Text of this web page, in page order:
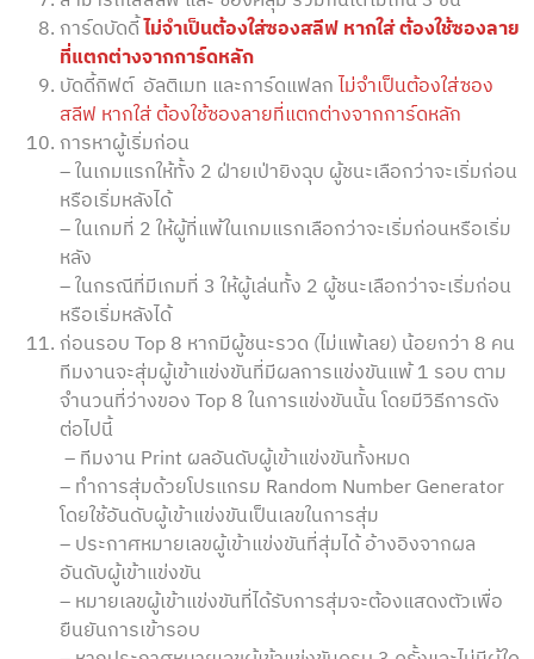
การ์ดบัดดี้ไม่จำเป็นต้องใส่ซองสลีฟ หากใส่ ต้องใช้ซองลาย
ที่แตกต่างจากการ์ดหลัก
บัดดี้กิฟต์ อัลติเมท และการ์ดแฟลกไม่จำเป็นต้องใส่ซอง
สลีฟ หากใส่ ต้องใช้ซองลายที่แตกต่างจากการ์ดหลัก
การหาผู้เริ่มก่อน
– ในเกมแรกให้ทั้ง 2 ฝ่ายเป่ายิงฉุบ ผู้ชนะเลือกว่าจะเริ่มก่อน
หรือเริ่มหลังได้
– ในเกมที่ 2 ให้ผู้ที่แพ้ในเกมแรกเลือกว่าจะเริ่มก่อนหรือเริ่ม
หลัง
– ในกรณีที่มีเกมที่ 3 ให้ผู้เล่นทั้ง 2 ผู้ชนะเลือกว่าจะเริ่มก่อน
หรือเริ่มหลังได้
ก่อนรอบ Top 8 หากมีผู้ชนะรวด (ไม่แพ้เลย) น้อยกว่า 8 คน
ทีมงานจะสุ่มผู้เข้าแข่งขันที่มีผลการแข่งขันแพ้ 1 รอบ ตาม
จำนวนที่ว่างของ Top 8 ในการแข่งขันนั้น โดยมีวิธีการดัง
ต่อไปนี้
– ทีมงาน Print ผลอันดับผู้เข้าแข่งขันทั้งหมด
– ทำการสุ่มด้วยโปรแกรม Random Number Generator
โดยใช้อันดับผู้เข้าแข่งขันเป็นเลขในการสุ่ม
– ประกาศหมายเลขผู้เข้าแข่งขันที่สุ่มได้ อ้างอิงจากผล
อันดับผู้เข้าแข่งขัน
– หมายเลขผู้เข้าแข่งขันที่ได้รับการสุ่มจะต้องแสดงตัวเพื่อ
ยืนยันการเข้ารอบ